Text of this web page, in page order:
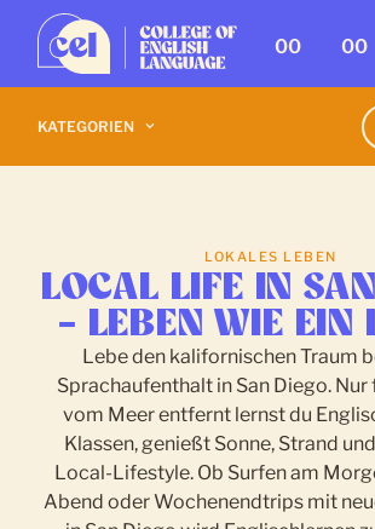
00 00
KATEGORIEN
LOKALES LEBEN
LOCAL LIFE IN
– LEBEN WIE EIN
Lebe den kalifornischen Traum
Sprachaufenthalt in San Diego.
vom Meer entfernt lernst du
Klassen, genießt Sonne, Strand
Local-Lifestyle. Ob Surfen am
Abend oder Wochenendtrips mit